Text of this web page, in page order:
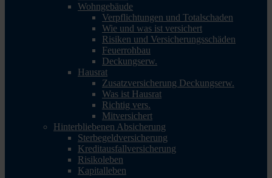
Wohngebäude
Verpflichtungen und Totalschaden
Wie und was ist versichert
Risiken und Versicherungsschäden
Feuerrohbau
Deckungserw.
Hausrat
Zusatzversicherung Deckungserw.
Was ist Hausrat
Richtig vers.
Mitversichert
Hinterbliebenen Absicherung
Sterbegeldversicherung
Kreditausfallversicherung
Risikoleben
Kapitalleben